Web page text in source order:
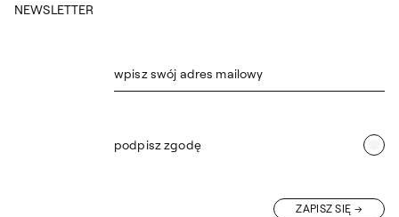
NEWSLETTER
wpisz swój adres mailowy
podpisz zgodę
ZAPISZ SIĘ